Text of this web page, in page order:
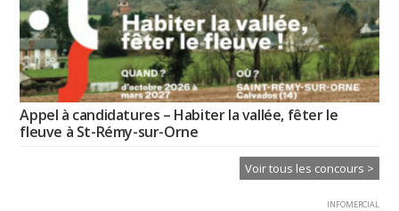
Appel à candidatures – Habiter la vallée, fêter le
fleuve à St-Rémy-sur-Orne
Voir tous les concours >
INFOMERCIAL